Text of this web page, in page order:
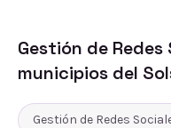
Gestión de Redes
municipios del
Gestión de Redes